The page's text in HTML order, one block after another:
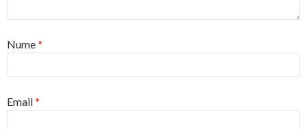
Nume*
Email*